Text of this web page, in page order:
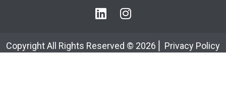
Copyright All Rights Reserved © 2026 Privacy Policy